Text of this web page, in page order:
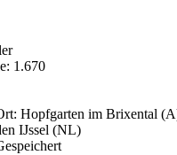
1.670
Hopfgarten im Brixental
IJssel (NL)